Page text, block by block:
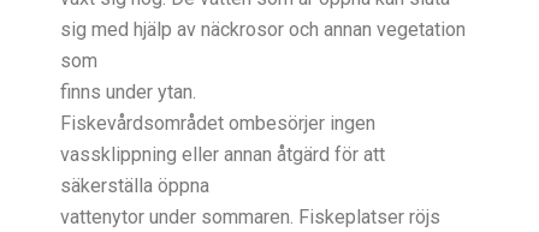
sig med hjälp av näckrosor och annan vegetation
som
finns under ytan.
Fiskevårdsområdet ombesörjer ingen
vassklippning eller annan åtgärd för att
säkerställa öppna
vattenytor under sommaren. Fiskeplatser röjs